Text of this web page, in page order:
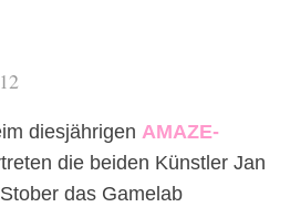
diesjährigen AMAZE-
die beiden Künstler Jan
das Gamelab